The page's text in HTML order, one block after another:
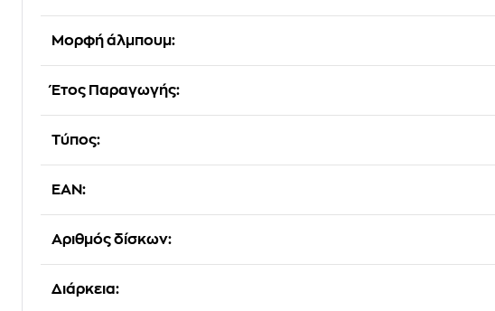
Μορφή άλμπουμ:
Έτος Παραγωγής:
Τύπος:
EAN:
Αριθμός δίσκων:
Διάρκεια: